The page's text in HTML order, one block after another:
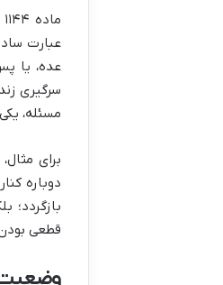
ماده ۱۱۴۴ قانون مدنی
عبارت
عده، یا
سرگیری
مسئله،
برای
دوباره
بازگردد؛
قطعی